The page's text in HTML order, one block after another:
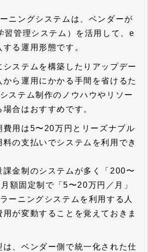
ニングシステムは、ベンダーが
習管理システム）を活用して、e
る運用形態です。
システムを構築したりアップデー
から運用にかかる手間を省けるた
ステム制作のノウハウやリソー
合はおすすめです。
費用は5〜20万円とリーズナブル
の支払いでシステムを利用でき
課金制のシステムが多く「200〜
額固定制で「5〜20万円／月」
ーニングシステムを利用する人
が変動することを覚えておきま
は、ベンダー側で統一化された仕